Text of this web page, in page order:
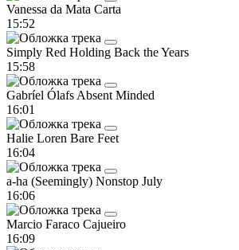
Vanessa da Mata Carta
15:52
Simply Red Holding Back the Years
15:58
Gabríel Ólafs Absent Minded
16:01
Halie Loren Bare Feet
16:04
a-ha (Seemingly) Nonstop July
16:06
Marcio Faraco Cajueiro
16:09